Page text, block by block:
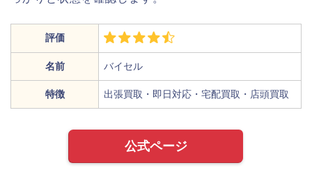
評価
名前 バイセル
特徴 出張買取・即日対応・宅配買取・店頭買取
公式ページ